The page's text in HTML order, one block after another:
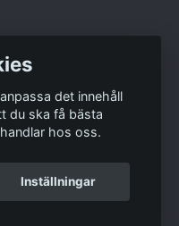
det innehåll
du ska få bästa
hos oss.
Inställningar